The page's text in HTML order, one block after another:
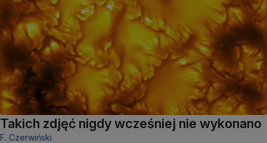
Takich zdjęć nigdy wcześniej nie wykonano
F. Czerwiński